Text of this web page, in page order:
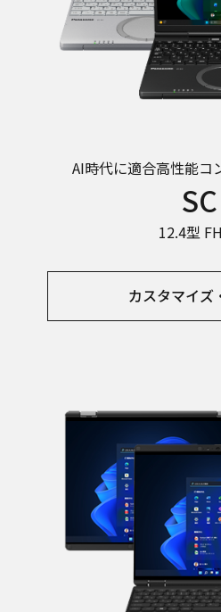
AI時代に適合高性能コ
SC
12.4型
カスタマイズ